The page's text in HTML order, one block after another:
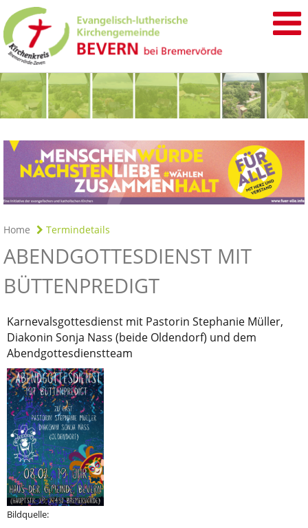
Home Termindetails
ABENDGOTTESDIENST MIT
BÜTTENPREDIGT
Karnevalsgottesdienst mit Pastorin Stephanie Müller,
Diakonin Sonja Nass (beide Oldendorf) und dem
Abendgottesdienstteam
Bildquelle: